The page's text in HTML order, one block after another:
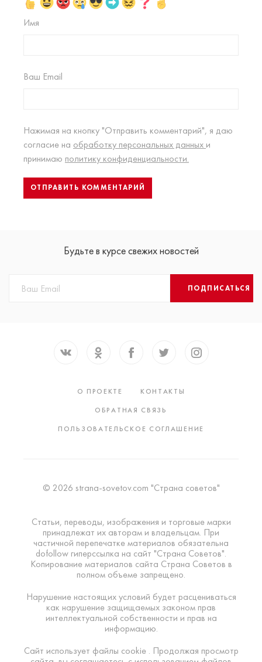
Имя
Ваш Email
Нажимая на кнопку "Отправить комментарий", я даю
согласие на обработку персональных данных и
принимаю политику конфиденциальности.
Будьте в курсе свежих новостей
ПОДПИСАТЬСЯ
О ПРОЕКТЕ
КОНТАКТЫ
ОБРАТНАЯ СВЯЗЬ
ПОЛЬЗОВАТЕЛЬСКОЕ СОГЛАШЕНИЕ
© 2026 strana-sovetov.com "Страна советов"
Статьи, переводы, изображения и торговые марки
принадлежат их авторам и владельцам. При
частичной перепечатке материалов обязательна
dofollow гиперссылка на сайт "Страна Советов".
Копирование материалов сайта Страна Советов в
полном объеме запрещено.
Нарушение настоящих условий будет расцениваться
как нарушение защищаемых законом прав
интеллектуальной собственности и прав на
информацию.
Сайт использует файлы cookie . Продолжая просмотр